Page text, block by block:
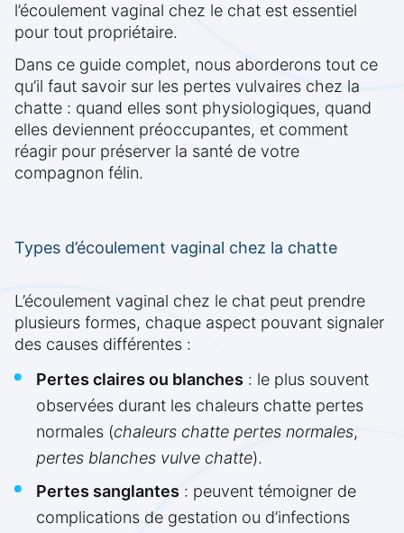
l’écoulement vaginal chez le chat est essentiel
pour tout propriétaire.
Dans ce guide complet, nous aborderons tout ce
qu’il faut savoir sur les pertes vulvaires chez la
chatte : quand elles sont physiologiques, quand
elles deviennent préoccupantes, et comment
réagir pour préserver la santé de votre
compagnon félin.
Types d’écoulement vaginal chez la chatte
L’écoulement vaginal chez le chat peut prendre
plusieurs formes, chaque aspect pouvant signaler
des causes différentes :
Pertes claires ou blanches : le plus souvent
observées durant les chaleurs chatte pertes
normales (chaleurs chatte pertes normales,
pertes blanches vulve chatte).
Pertes sanglantes : peuvent témoigner de
complications de gestation ou d’infections